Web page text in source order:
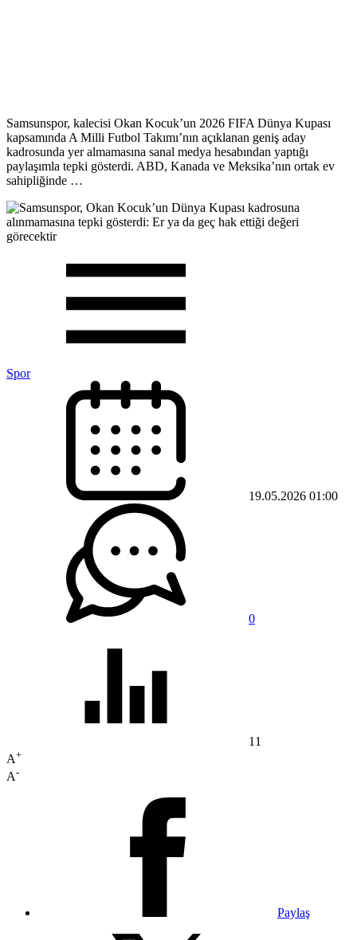
Samsunspor, kalecisi Okan Kocuk’un 2026 FIFA Dünya Kupası
kapsamında A Milli Futbol Takımı’nın açıklanan geniş aday
kadrosunda yer almamasına sanal medya hesabından yaptığı
paylaşımla tepki gösterdi. ABD, Kanada ve Meksika’nın ortak ev
sahipliğinde …
Spor
19.05.2026 01:00
0
11
A+
A-
Paylaş